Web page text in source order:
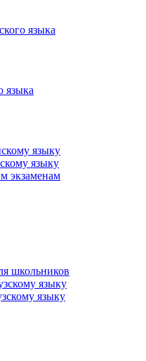
языка
языка
языку
языку
экзаменам
школьников
языку
языку